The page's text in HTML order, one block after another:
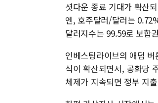
셧다운 종료 기대가 확산
엔, 호주달러/달러는
달러지수는 99.59로 보합
인베스팅라이브의 애덤
식이 확산되면서, 공화당
체제가 지속되면 정부 지